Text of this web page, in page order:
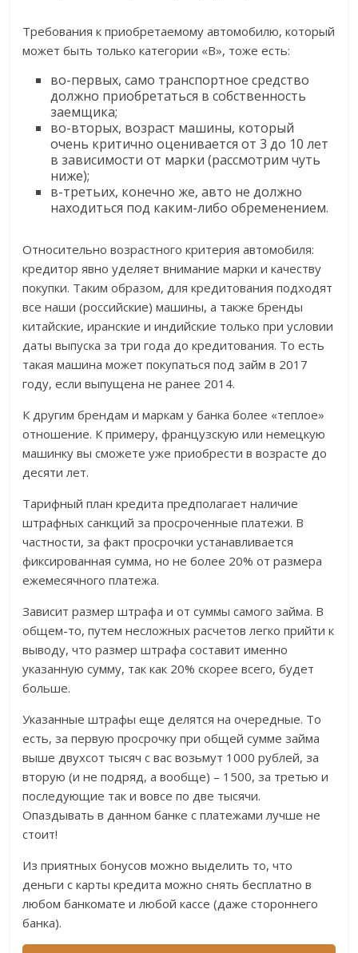
Требования к приобретаемому автомобилю, который
может быть только категории «В», тоже есть:
во-первых, само транспортное средство
должно приобретаться в собственность
заемщика;
во-вторых, возраст машины, который
очень критично оценивается от 3 до 10 лет
в зависимости от марки (рассмотрим чуть
ниже);
в-третьих, конечно же, авто не должно
находиться под каким-либо обременением.
Относительно возрастного критерия автомобиля:
кредитор явно уделяет внимание марки и качеству
покупки. Таким образом, для кредитования подходят
все наши (российские) машины, а также бренды
китайские, иранские и индийские только при условии
даты выпуска за три года до кредитования. То есть
такая машина может покупаться под займ в 2017
году, если выпущена не ранее 2014.
К другим брендам и маркам у банка более «теплое»
отношение. К примеру, французскую или немецкую
машинку вы сможете уже приобрести в возрасте до
десяти лет.
Тарифный план кредита предполагает наличие
штрафных санкций за просроченные платежи. В
частности, за факт просрочки устанавливается
фиксированная сумма, но не более 20% от размера
ежемесячного платежа.
Зависит размер штрафа и от суммы самого займа. В
общем-то, путем несложных расчетов легко прийти к
выводу, что размер штрафа составит именно
указанную сумму, так как 20% скорее всего, будет
больше.
Указанные штрафы еще делятся на очередные. То
есть, за первую просрочку при общей сумме займа
выше двухсот тысяч с вас возьмут 1000 рублей, за
вторую (и не подряд, а вообще) – 1500, за третью и
последующие так и вовсе по две тысячи.
Опаздывать в данном банке с платежами лучше не
стоит!
Из приятных бонусов можно выделить то, что
деньги с карты кредита можно снять бесплатно в
любом банкомате и любой кассе (даже стороннего
банка).